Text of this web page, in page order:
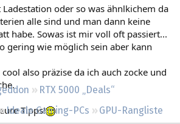
RTX 5000 „Deals“
Ideale Gaming-PCs
GPU-Rangliste
oder so was ähnlkichem da
alle sind und man dann keine
habe. Sowas ist mir voll oft passiert...
gering wie möglich sein aber kann
also präzise da ich auch zocke und
Tipps!